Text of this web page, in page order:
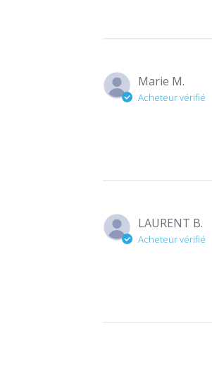
Marie M.
Acheteur vérifié
LAURENT B.
Acheteur vérifié